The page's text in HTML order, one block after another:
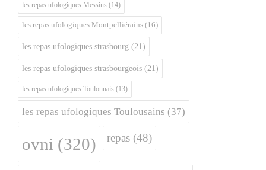
les repas ufologiques Messins (14)
les repas ufologiques Montpelliérains (16)
les repas ufologiques strasbourg (21)
les repas ufologiques strasbourgeois (21)
les repas ufologiques Toulonnais (13)
les repas ufologiques Toulousains (37)
ovni (320) repas (48)